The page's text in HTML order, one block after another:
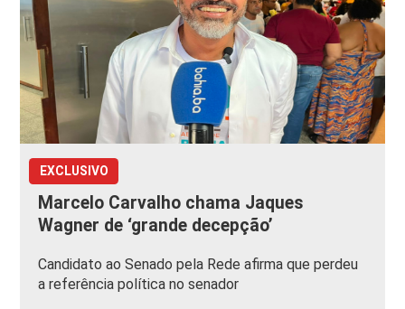
EXCLUSIVO
Marcelo Carvalho chama Jaques
Wagner de ‘grande decepção’
Candidato ao Senado pela Rede afirma que perdeu
a referência política no senador